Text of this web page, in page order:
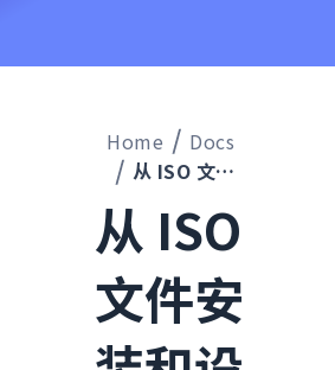
Home
Docs
从 ISO 文件安装和设置 OpenSE 虚拟路由器
从 ISO
文件安